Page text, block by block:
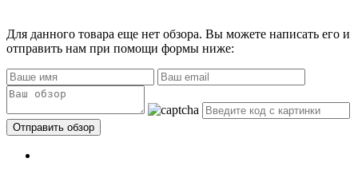
Для данного товара еще нет обзора. Вы можете написать его и
отправить нам при помощи формы ниже: